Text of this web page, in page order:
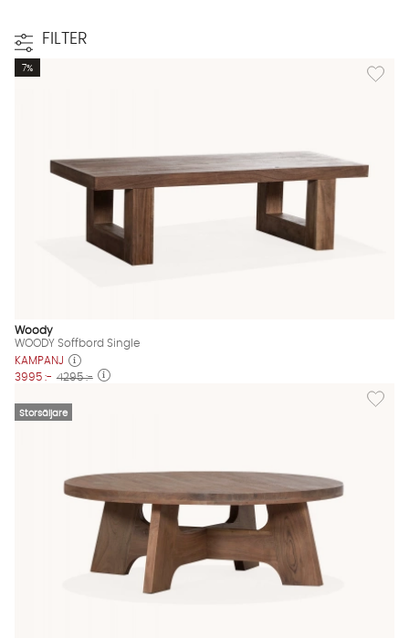
FILTER
Lägg
7%
Woody
WOODY Soffbord Single
KAMPANJ
3995 :- 4295 :-
Storsäljare
Lägg